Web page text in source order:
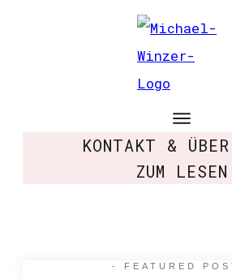
KONTAKT &
ZUM LESEN
- FEATURED